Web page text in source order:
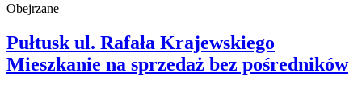
Obejrzane
Pułtusk ul. Rafała Krajewskiego
Mieszkanie na sprzedaż bez pośredników